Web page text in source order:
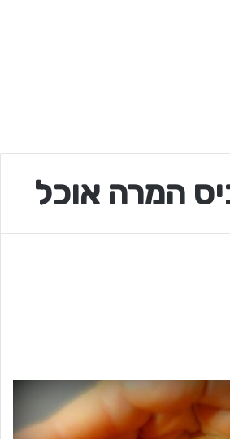
המרה אוכל